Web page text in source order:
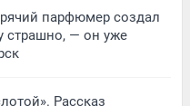
парфюмер создал
страшно, — он уже
Рассказ